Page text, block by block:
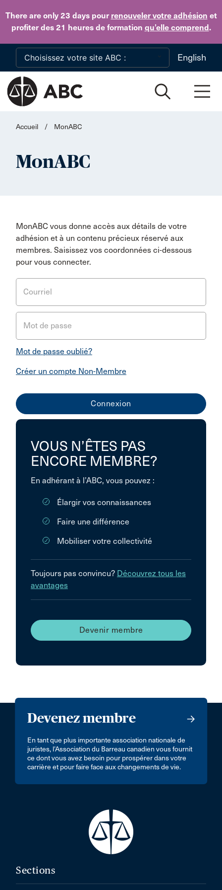
There are only 23 dayspour renouveler votre adhésion et
profiter des 21 heures de formation qu’elle comprend.
Skip to main content
English
Accueil / MonABC
MonABC
MonABC vous donne accès aux détails de votre
adhésion et à un contenu précieux réservé aux
membres. Saisissez vos coordonnées ci-dessous
pour vous connecter.
Courriel
Mot de passe
Mot de passe oublié?
Créer un compte Non-Membre
VOUS N’ÊTES PAS
ENCORE MEMBRE?
En adhérant à l’ABC, vous pouvez :
Élargir vos connaissances
Faire une différence
Mobiliser votre collectivité
Toujours pas convincu? Découvrez tous les
avantages
Devenir membre
Devenez membre
En tant que plus importante association nationale de
juristes, l’Association du Barreau canadien vous fournit
ce dont vous avez besoin pour prospérer dans votre
carrière et pour faire face aux changements de vie.
Sections